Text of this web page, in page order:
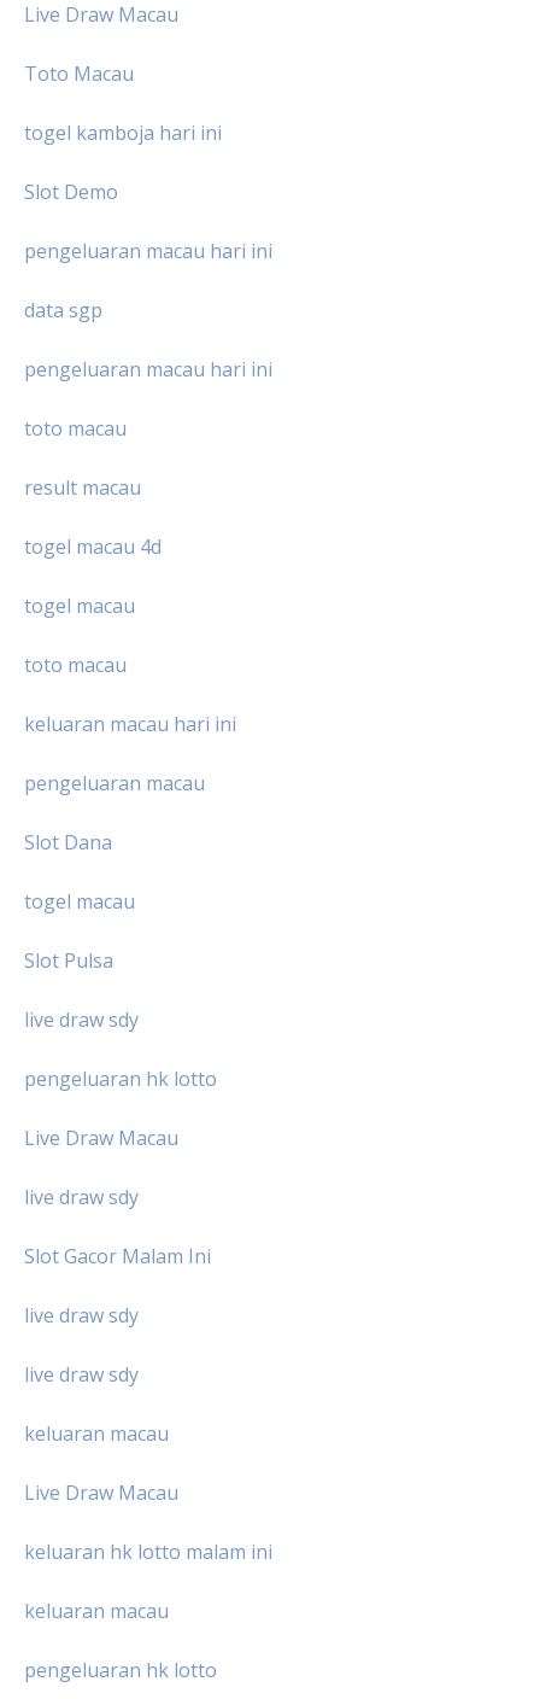
Live Draw Macau
Toto Macau
togel kamboja hari ini
Slot Demo
pengeluaran macau hari ini
data sgp
pengeluaran macau hari ini
toto macau
result macau
togel macau 4d
togel macau
toto macau
keluaran macau hari ini
pengeluaran macau
Slot Dana
togel macau
Slot Pulsa
live draw sdy
pengeluaran hk lotto
Live Draw Macau
live draw sdy
Slot Gacor Malam Ini
live draw sdy
live draw sdy
keluaran macau
Live Draw Macau
keluaran hk lotto malam ini
keluaran macau
pengeluaran hk lotto